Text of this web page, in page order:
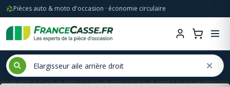
Pièces auto & moto d'occasion · économie circulaire